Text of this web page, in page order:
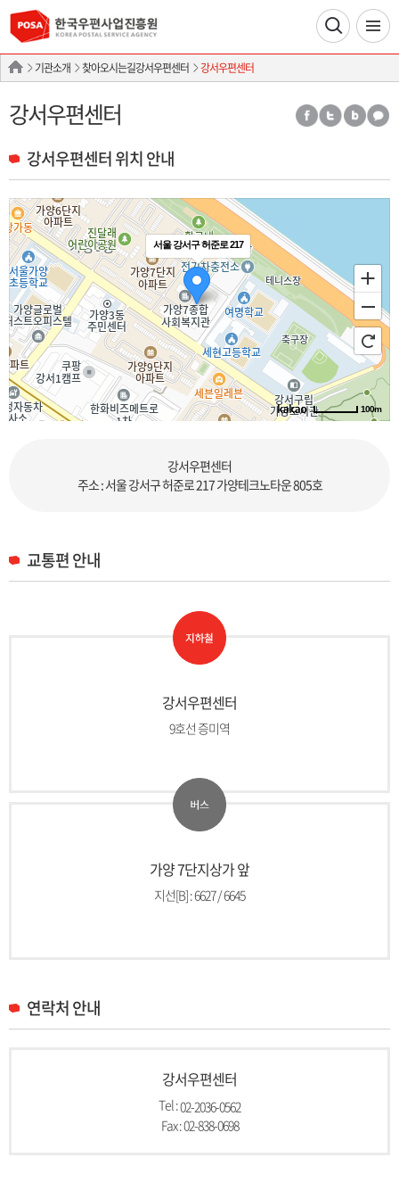
기관소개 찾아오시는길강서우편센터 강서우편센터
강서우편센터
강서우편센터 위치 안내
서울 강서구 허준로 217
100m
강서우편센터
주소 : 서울 강서구 허준로 217 가양테크노타운 805호
교통편 안내
강서우편센터
9호선 증미역
가양 7단지상가 앞
지선[B] : 6627 / 6645
연락처 안내
강서우편센터
Tel :02-2036-0562
Fax : 02-838-0698